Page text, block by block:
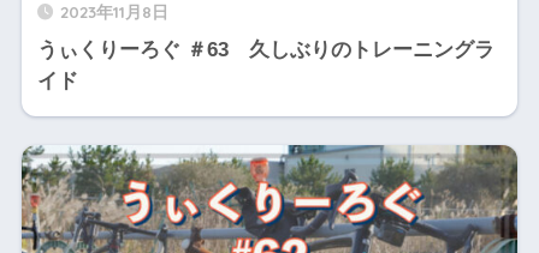
2023年11月8日
うぃくりーろぐ ＃63 久しぶりのトレーニングラ
イド